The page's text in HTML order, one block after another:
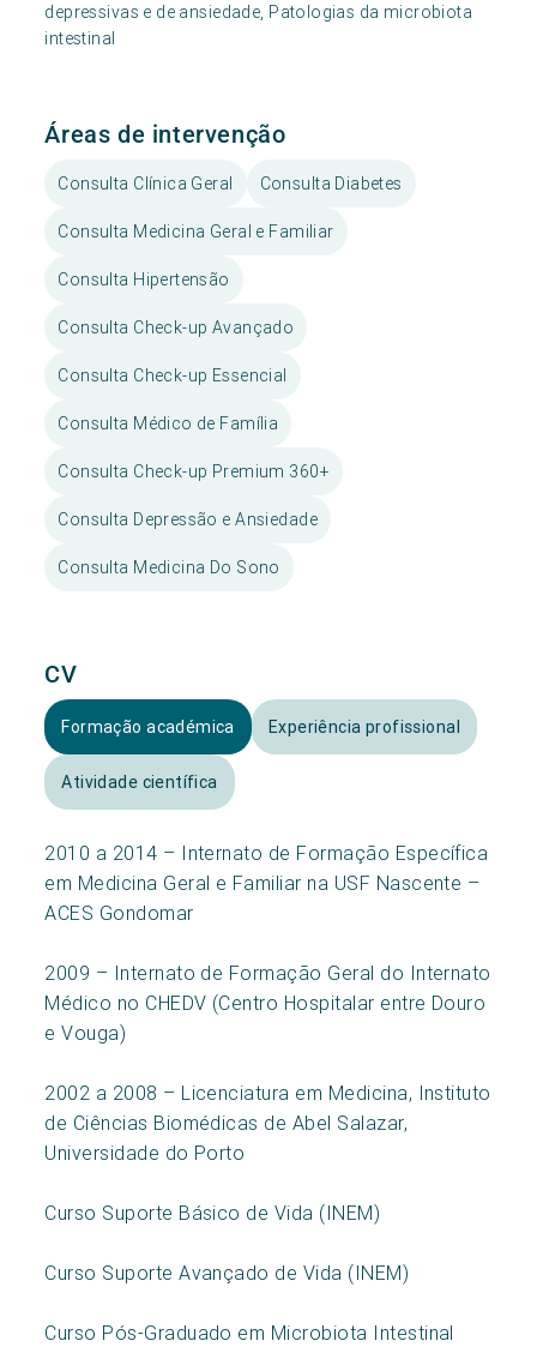
depressivas e de ansiedade, Patologias da microbiota
intestinal
Áreas de intervenção
Consulta Clínica Geral Consulta Diabetes
Consulta Medicina Geral e Familiar
Consulta Hipertensão
Consulta Check-up Avançado
Consulta Check-up Essencial
Consulta Médico de Família
Consulta Check-up Premium 360+
Consulta Depressão e Ansiedade
Consulta Medicina Do Sono
CV
Formação académica Experiência profissional
Atividade científica
2010 a 2014 – Internato de Formação Específica
em Medicina Geral e Familiar na USF Nascente –
ACES Gondomar
2009 – Internato de Formação Geral do Internato
Médico no CHEDV (Centro Hospitalar entre Douro
e Vouga)
2002 a 2008 – Licenciatura em Medicina, Instituto
de Ciências Biomédicas de Abel Salazar,
Universidade do Porto
Curso Suporte Básico de Vida (INEM)
Curso Suporte Avançado de Vida (INEM)
Curso Pós-Graduado em Microbiota Intestinal